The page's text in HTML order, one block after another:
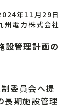
年11月29日
州電力株式会社
設管理計画の
委員会へ提
長期施設管理